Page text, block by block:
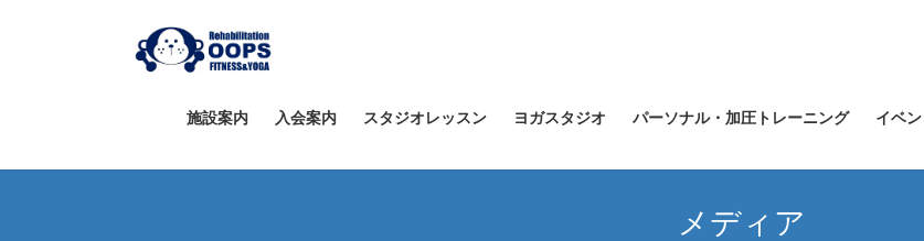
ス
ン
施設案内 入会案内 スタジオレッスン ヨガスタジオ パーソナル・加圧トレーニング イベ
メディア